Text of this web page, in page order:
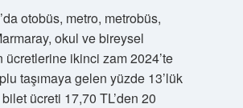
otobüs, metro, metrobüs,
okul ve bireysel
ücretlerine ikinci zam 2024’te
taşımaya gelen yüzde 13’lük
ücreti 17,70 TL’den 20